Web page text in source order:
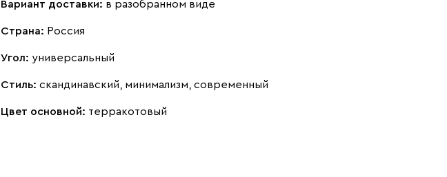
Вариант доставки: в разобранном виде
Страна: Россия
Угол: универсальный
Стиль: скандинавский, минимализм, современный
Цвет основной: терракотовый